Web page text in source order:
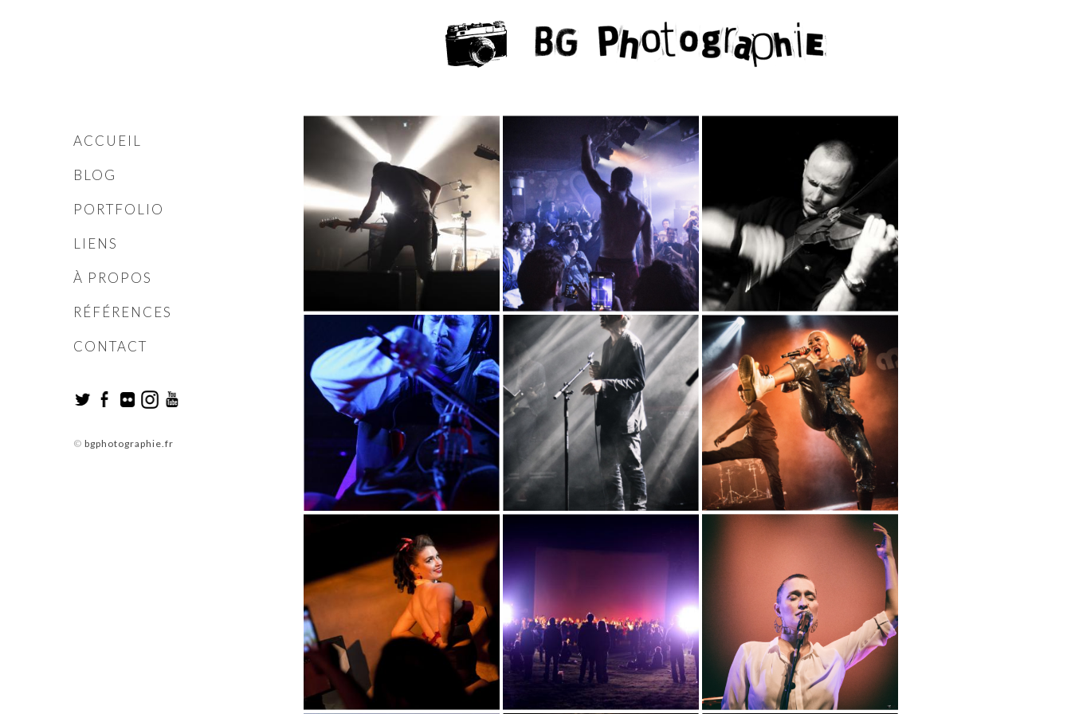
ACCUEIL
BLOG
PORTFOLIO
LIENS
À PROPOS
RÉFÉRENCES
CONTACT
© bgphotographie.fr